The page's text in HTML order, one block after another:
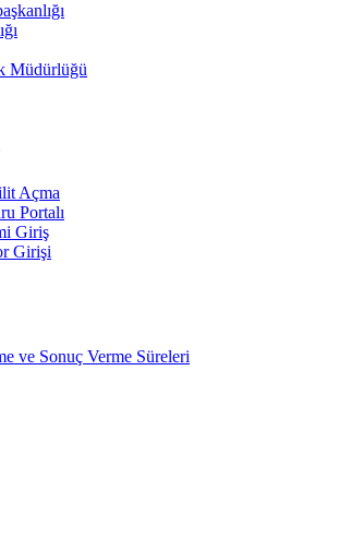
Müdürlüğü
Açma
Portalı
Giriş
Girişi
ve Sonuç Verme Süreleri